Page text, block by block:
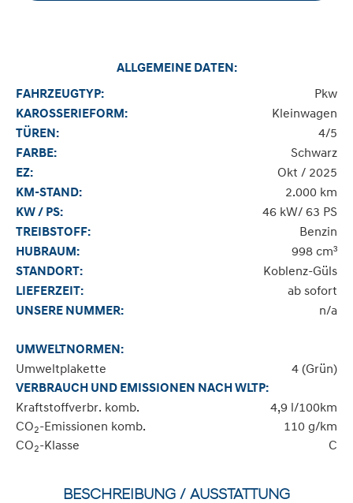
ALLGEMEINE DATEN:
FAHRZEUGTYP:
Pkw
KAROSSERIEFORM:
Kleinwagen
TÜREN:
4/5
FARBE:
Schwarz
EZ:
Okt / 2025
KM-STAND:
2.000 km
KW / PS:
46 kW/ 63 PS
TREIBSTOFF:
Benzin
HUBRAUM:
998 cm³
STANDORT:
Koblenz-Güls
LIEFERZEIT:
ab sofort
UNSERE NUMMER:
n/a
UMWELTNORMEN:
Umweltplakette
4 (Grün)
VERBRAUCH UND EMISSIONEN NACH WLTP:
Kraftstoffverbr. komb.
4,9 l/100km
CO2-Emissionen komb.
110 g/km
CO2-Klasse C
BESCHREIBUNG / AUSSTATTUNG